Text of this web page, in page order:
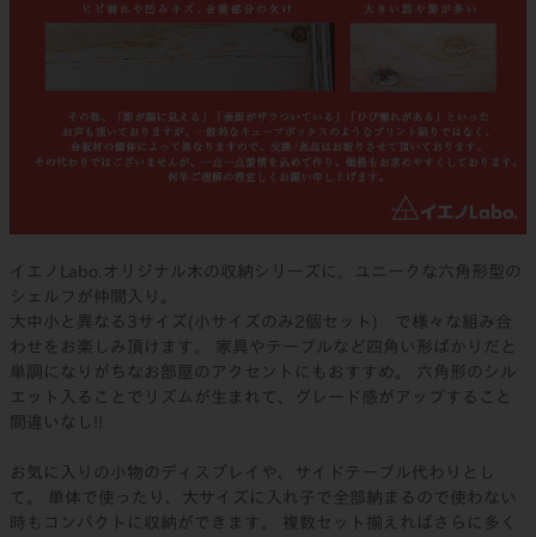
イエノLabo.オリジナル木の収納シリーズに、ユニークな六角形型の
シェルフが仲間入り。
大中小と異なる3サイズ(小サイズのみ2個セット) で様々な組み合
わせをお楽しみ頂けます。 家具やテーブルなど四角い形ばかりだと
単調になりがちなお部屋のアクセントにもおすすめ。 六角形のシル
エット入ることでリズムが生まれて、グレード感がアップすること
間違いなし!!
お気に入りの小物のディスプレイや、サイドテーブル代わりとし
て。 単体で使ったり、大サイズに入れ子で全部納まるので使わない
時もコンパクトに収納ができます。 複数セット揃えればさらに多く